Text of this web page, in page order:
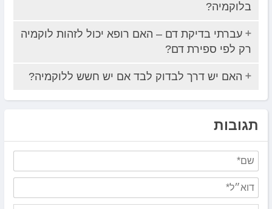
בלוקמיה?
עברתי בדיקת דם – האם רופא יכול לזהות לוקמיה
רק לפי ספירת דם?
האם יש דרך לבדוק לבד אם יש חשש ללוקמיה?
תגובות